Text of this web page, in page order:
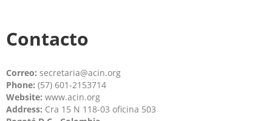
Contacto
Correo: secretaria@acin.org
Phone: (57) 601-2153714
Website: www.acin.org
Address: Cra 15 N 118-03 oficina 503